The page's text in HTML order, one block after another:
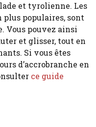
et tyrolienne. Les
plus populaires, sont
Vous pouvez ainsi
et glisser, tout en
Si vous êtes
d’accrobranche en
ce guide